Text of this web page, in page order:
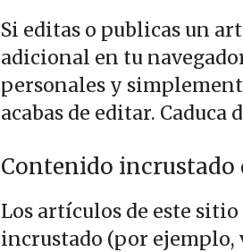
Si editas o publicas un
adicional en tu
personales y
acabas de editar. Caduca
Contenido incrustado
Los artículos de este
incrustado (por ejemplo,